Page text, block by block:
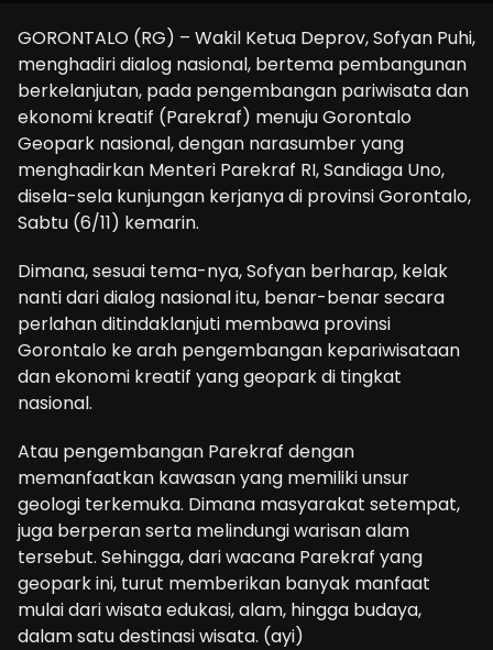
GORONTALO (RG) – Wakil Ketua Deprov, Sofyan Puhi,
menghadiri dialog nasional, bertema pembangunan
berkelanjutan, pada pengembangan pariwisata dan
ekonomi kreatif (Parekraf) menuju Gorontalo
Geopark nasional, dengan narasumber yang
menghadirkan Menteri Parekraf RI, Sandiaga Uno,
disela-sela kunjungan kerjanya di provinsi Gorontalo,
Sabtu (6/11) kemarin.
Dimana, sesuai tema-nya, Sofyan berharap, kelak
nanti dari dialog nasional itu, benar-benar secara
perlahan ditindaklanjuti membawa provinsi
Gorontalo ke arah pengembangan kepariwisataan
dan ekonomi kreatif yang geopark di tingkat
nasional.
Atau pengembangan Parekraf dengan
memanfaatkan kawasan yang memiliki unsur
geologi terkemuka. Dimana masyarakat setempat,
juga berperan serta melindungi warisan alam
tersebut. Sehingga, dari wacana Parekraf yang
geopark ini, turut memberikan banyak manfaat
mulai dari wisata edukasi, alam, hingga budaya,
dalam satu destinasi wisata. (ayi)